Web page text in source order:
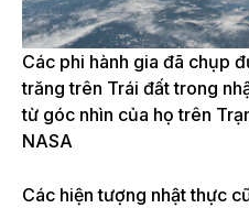
Các phi hành gia đã chụp
trăng trên Trái đất trong
từ góc nhìn của họ trên
NASA
Các hiện tượng nhật thực